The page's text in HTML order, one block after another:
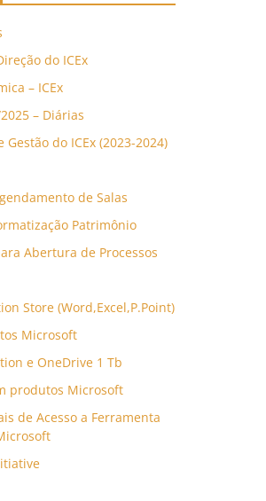
do ICEx
– ICEx
– Diárias
do ICEx (2023-2024)
de Salas
Patrimônio
Abertura de Processos
Store (Word,Excel,P.Point)
Microsoft
e OneDrive 1 Tb
produtos Microsoft
de Acesso a Ferramenta